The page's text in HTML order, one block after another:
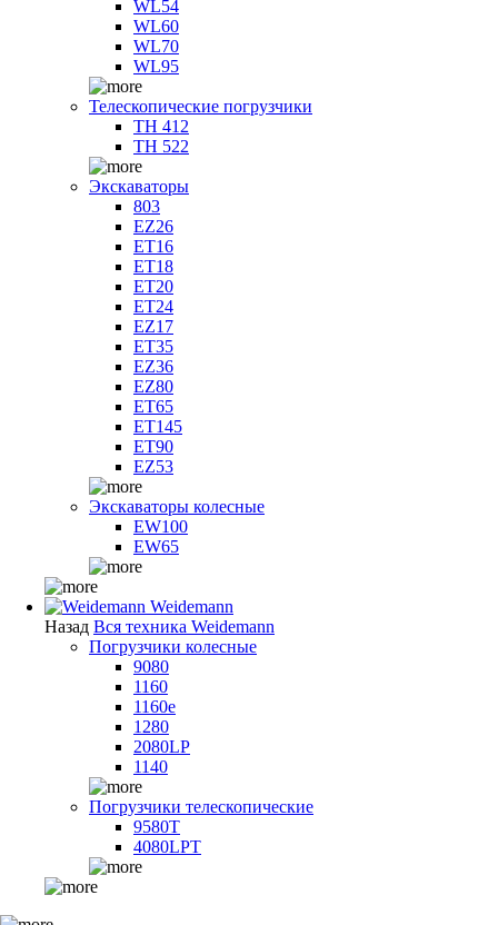
WL54
WL60
WL70
WL95
Телескопические погрузчики
TH 412
TH 522
Экскаваторы
803
EZ26
ET16
ET18
ET20
ET24
EZ17
ET35
EZ36
EZ80
ET65
ET145
ET90
EZ53
Экскаваторы колесные
EW100
EW65
Weidemann
Назад Вся техника Weidemann
Погрузчики колесные
9080
1160
1160e
1280
2080LP
1140
Погрузчики телескопические
9580T
4080LPT